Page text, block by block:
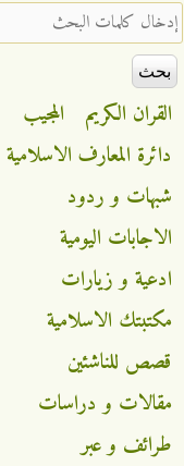
‏إدخال كلمات البحث ‏
القران الكريم
المجيب
دائرة المعارف الاسلامية
شبهات و ردود
الاجابات اليومية
ادعية و زيارات
مكتبتك الاسلامية
قصص للناشئين
مقالات و دراسات
طرائف و عبر